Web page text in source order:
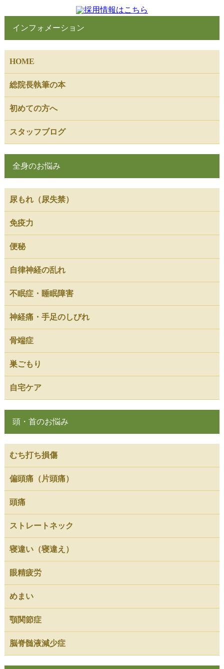
インフォメーション
HOME
総院長執筆の本
初めての方へ
スタッフブログ
全身のお悩み
尿もれ（尿失禁）
免疫力
便秘
自律神経の乱れ
不眠症・睡眠障害
神経痛・手足のしびれ
骨端症
巣ごもり
自宅ケア
頭・首のお悩み
むち打ち損傷
偏頭痛（片頭痛）
頭痛
ストレートネック
寝違い（寝違え）
眼精疲労
めまい
顎関節症
脳脊髄液減少症